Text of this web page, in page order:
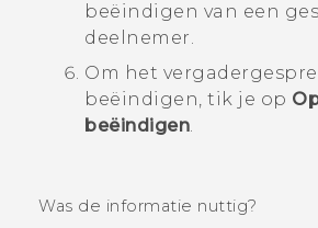
beëindigen van een
deelnemer.
Om het
beëindigen, tik je op
beëindigen.
Was de informatie nuttig?